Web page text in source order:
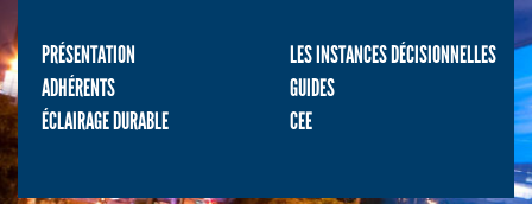
PRÉSENTATION
LES INSTANCES DÉCISIONNELLES
ADHÉRENTS
GUIDES
ÉCLAIRAGE DURABLE
CEE